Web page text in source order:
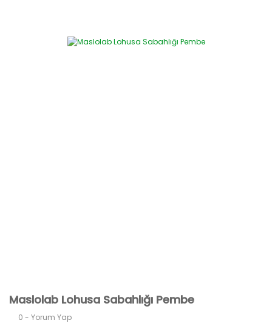
Maslolab Lohusa Sabahlığı Pembe
0 - Yorum Yap